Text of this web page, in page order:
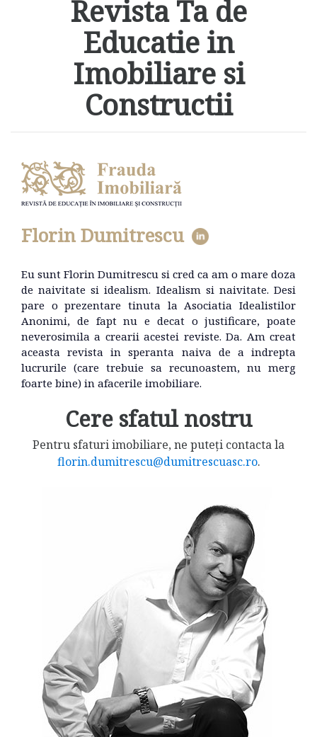
Revista Ta de
Educatie in
Imobiliare si
Constructii
Florin Dumitrescu
Eu sunt Florin Dumitrescu si cred ca am o mare doza
de naivitate si idealism. Idealism si naivitate. Desi
pare o prezentare tinuta la Asociatia Idealistilor
Anonimi, de fapt nu e decat o justificare, poate
neverosimila a crearii acestei reviste. Da. Am creat
aceasta revista in speranta naiva de a indrepta
lucrurile (care trebuie sa recunoastem, nu merg
foarte bine) in afacerile imobiliare.
Cere sfatul nostru
Pentru sfaturi imobiliare, ne puteți contacta la
florin.dumitrescu@dumitrescuasc.ro.